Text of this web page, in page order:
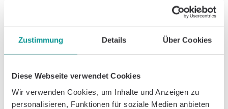
Zustimmung Details Über Cookies
Diese Webseite verwendet Cookies
Wir verwenden Cookies, um Inhalte und Anzeigen zu
personalisieren, Funktionen für soziale Medien anbieten